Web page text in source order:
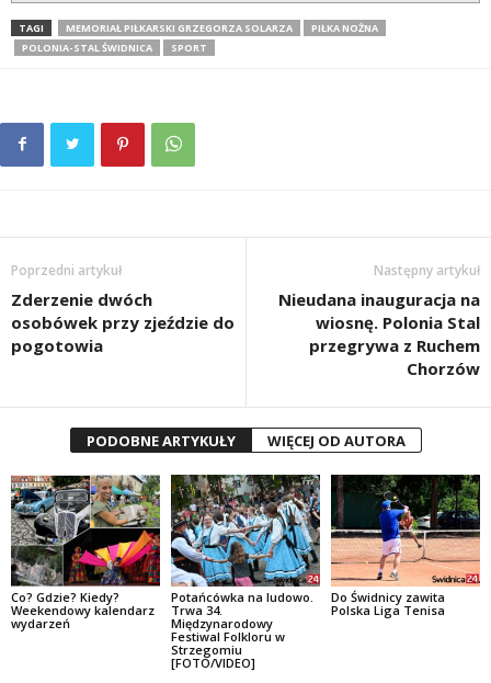
TAGI MEMORIAŁ PIŁKARSKI GRZEGORZA SOLARZA
PIŁKA NOŻNA
POLONIA-STAL ŚWIDNICA
SPORT
Poprzedni artykuł
Zderzenie dwóch
osobówek przy zjeździe do
pogotowia
Następny artykuł
Nieudana inauguracja na
wiosnę. Polonia Stal
przegrywa z Ruchem
Chorzów
PODOBNE ARTYKUŁY WIĘCEJ OD AUTORA
Co? Gdzie? Kiedy?
Weekendowy kalendarz
wydarzeń
Potańcówka na ludowo.
Trwa 34.
Międzynarodowy
Festiwal Folkloru w
Strzegomiu
[FOTO/VIDEO]
Do Świdnicy zawita
Polska Liga Tenisa